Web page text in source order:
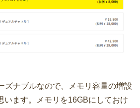
ズナブルなので、メモリ容量の増設
います。メモリを16GBにしておけ